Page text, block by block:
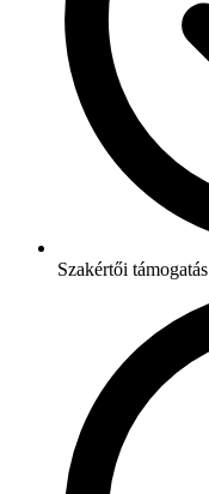
Szakértői támogatás